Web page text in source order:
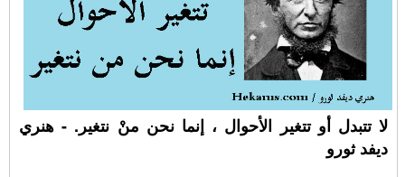
لا تتبدل أو تتغير الأحوال ، إنما نحن منْ نتغير. - هنري
ديفد ثورو